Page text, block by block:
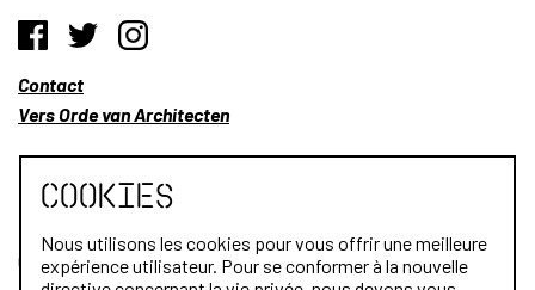
Contact
Vers Orde van Architecten
Qui sommes-nous?
Cookies
Nous utilisons les cookies pour vous offrir une meilleure
expérience utilisateur. Pour se conformer à la nouvelle